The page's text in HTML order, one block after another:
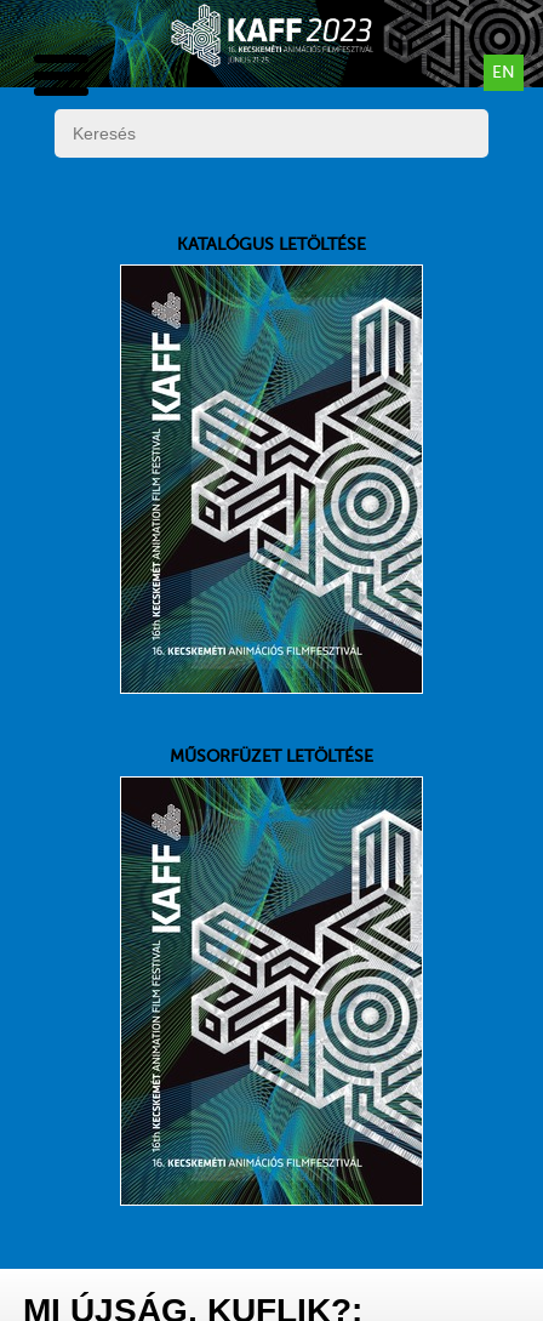
EN
KATALÓGUS LETÖLTÉSE
MŰSORFÜZET LETÖLTÉSE
MI ÚJSÁG, KUFLIK?: